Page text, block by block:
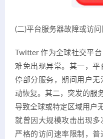
(二)平台服务器故障或访问
Twitter 作为全球社交平
难免出现异常。其一，
停部分服务，期间用户无
动恢复。其二，突发的服
导致全球或特定区域用户
就曾因大规模攻击出现
严格的访问速率限制，